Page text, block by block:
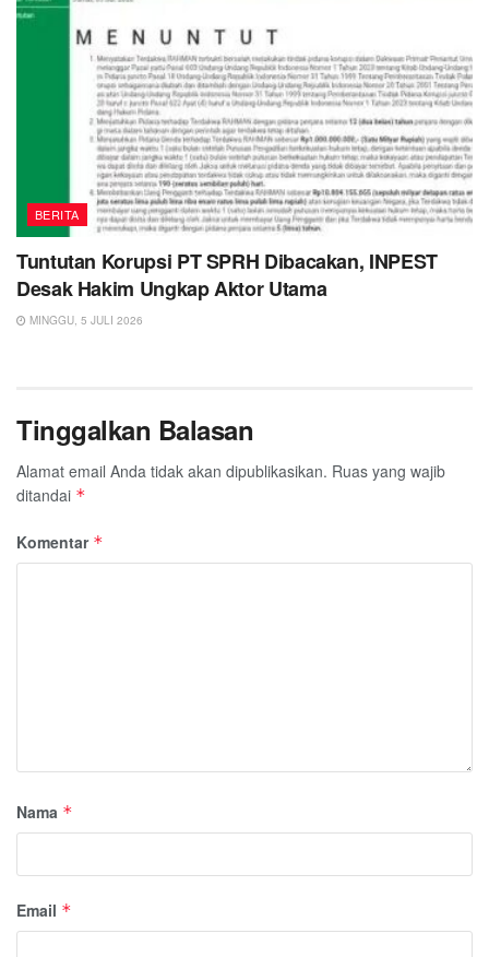
BERITA
Tuntutan Korupsi PT SPRH Dibacakan, INPEST
Desak Hakim Ungkap Aktor Utama
MINGGU, 5 JULI 2026
Tinggalkan Balasan
Alamat email Anda tidak akan dipublikasikan. Ruas yang wajib
ditandai *
Komentar *
Nama *
Email *